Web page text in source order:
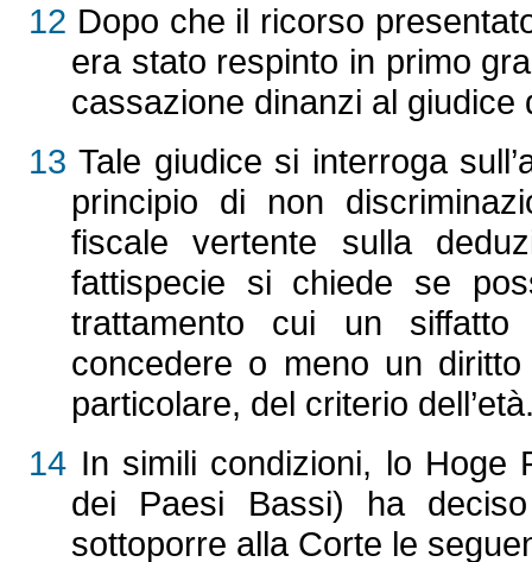
12 Dopo che il ricorso
era stato respinto in primo
cassazione dinanzi al giudice
13 Tale giudice si interroga
principio di non
fiscale vertente sulla
fattispecie si chiede se
trattamento cui un
concedere o meno un
particolare, del criterio
14 In simili condizioni, lo Hoge
dei Paesi Bassi) ha
sottoporre alla Corte le